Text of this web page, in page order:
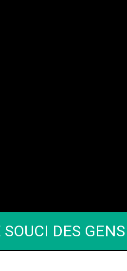
SOUCI DES